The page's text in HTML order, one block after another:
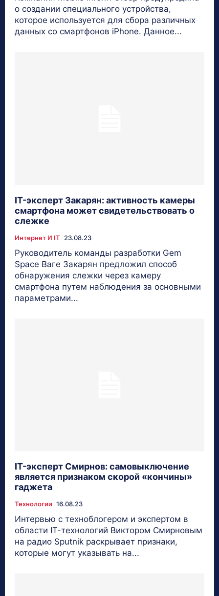
о создании специального устройства,
которое используется для сбора различных
данных со смартфонов iPhone. Данное...
IT-эксперт Закарян: активность камеры
смартфона может свидетельствовать о
слежке
Интернет И IT 23.08.23
Руководитель команды разработки Gem
Space Ваге Закарян предложил способ
обнаружения слежки через камеру
смартфона путем наблюдения за основными
параметрами...
IT-эксперт Смирнов: самовыключение
является признаком скорой «кончины»
гаджета
Технологии 16.08.23
Интервью с техноблогером и экспертом в
области IT-технологий Виктором Смирновым
на радио Sputnik раскрывает признаки,
которые могут указывать на...